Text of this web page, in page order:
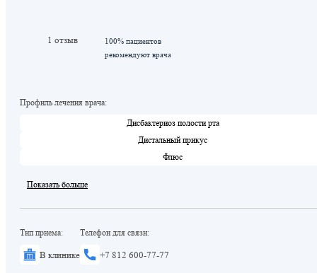
1 отзыв
100% пациентов
рекомендуют врача
Профиль лечения врача:
Дисбактериоз полости рта
Дистальный прикус
Флюс
Показать больше
Тип приема:
В клинике
Телефон для связи:
+7 812 600-77-77